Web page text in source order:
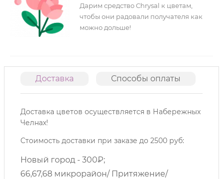
Дарим средство Chrysal к цветам,
чтобы они радовали получателя как
можно дольше!
Доставка Способы оплаты
Доставка цветов осуществляется в Набережных
Челнах!
Стоимость доставки при заказе до 2500 руб:
Новый город - 300₽;
66,67,68 микрорайон/ Притяжение/